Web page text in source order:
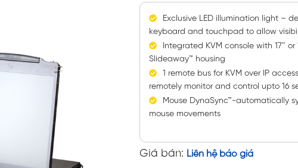
Exclusive LED illumination light –
keyboard and touchpad to allow
Integrated KVM console with 17″
Slideaway™ housing
1 remote bus for KVM over IP
remotely monitor and control upto 16
Mouse DynaSync™-automatically
mouse movements
Giá bán: Liên hệ báo giá